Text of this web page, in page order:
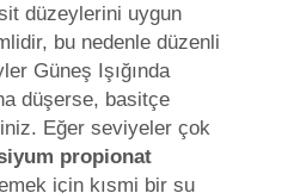
düzeylerini uygun
bu nedenle düzenli
Güneş Işığında
düşerse, basitçe
Eğer seviyeler çok
propionat
için kısmi bir su